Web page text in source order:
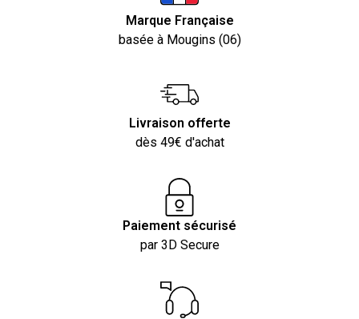
Marque Française
basée à Mougins (06)
Livraison offerte
dès 49€ d'achat
Paiement sécurisé
par 3D Secure